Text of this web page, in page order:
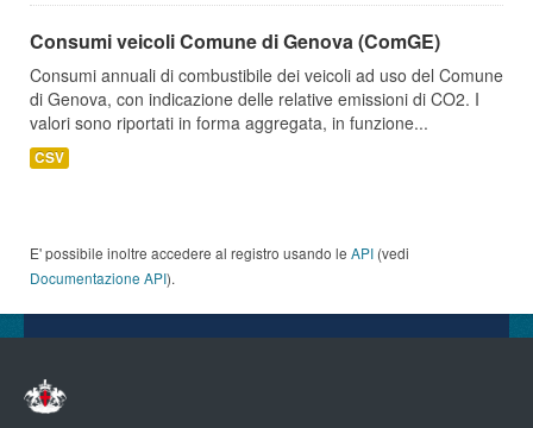
Consumi veicoli Comune di Genova (ComGE)
Consumi annuali di combustibile dei veicoli ad uso del Comune
di Genova, con indicazione delle relative emissioni di CO2. I
valori sono riportati in forma aggregata, in funzione...
CSV
E' possibile inoltre accedere al registro usando le API (vedi
Documentazione API).